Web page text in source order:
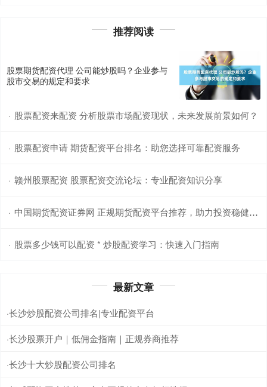
推荐阅读
股票期货配资代理 公司能炒股吗？企业参与
股市交易的规定和要求
· 股票配资来配资 分析股票市场配资现状，未来发展前景如何？
· 股票配资申请 期货配资平台排名：助您选择可靠配资服务
· 赣州股票配资 股票配资交流论坛：专业配资知识分享
· 中国期货配资证券网 正规期货配资平台推荐，助力投资稳健获利
· 股票多少钱可以配资 * 炒股配资学习：快速入门指南
最新文章
·长沙炒股配资公司排名|专业配资平台
·长沙股票开户｜低佣金指南｜正规券商推荐
·长沙十大炒股配资公司排名